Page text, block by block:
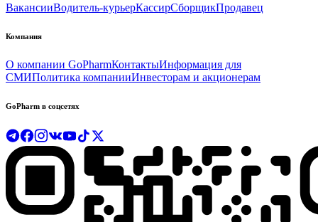
ВакансииВодитель-курьерКассирСборщикПродавец
Компания
О компании GoPharmКонтактыИнформация для
СМИПолитика компанииИнвесторам и акционерам
GoPharm в соцсетях